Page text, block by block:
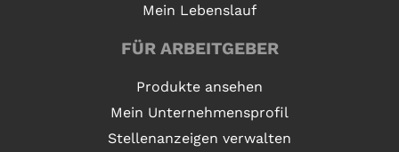
Mein Lebenslauf
FÜR ARBEITGEBER
Produkte ansehen
Mein Unternehmensprofil
Stellenanzeigen verwalten